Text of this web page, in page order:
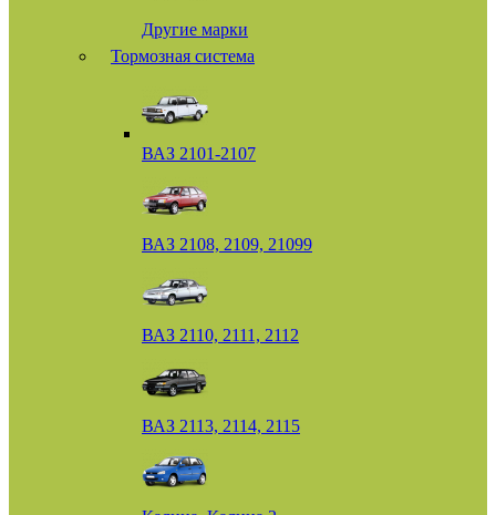
Другие марки
Тормозная система
ВАЗ 2101-2107
ВАЗ 2108, 2109, 21099
ВАЗ 2110, 2111, 2112
ВАЗ 2113, 2114, 2115